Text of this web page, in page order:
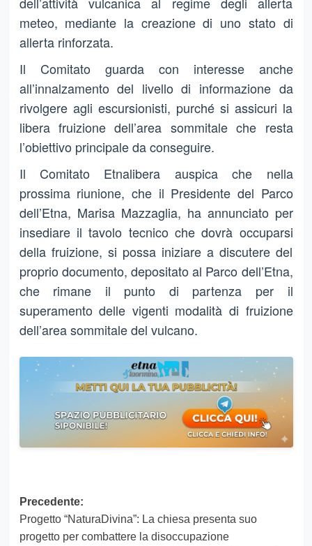
meteo, mediante la creazione di uno stato di
allerta rinforzata.
Il Comitato guarda con interesse anche
all’innalzamento del livello di informazione da
rivolgere agli escursionisti, purché si assicuri la
libera fruizione dell’area sommitale che resta
l’obiettivo principale da conseguire.
Il Comitato Etnalibera auspica che nella
prossima riunione, che il Presidente del Parco
dell’Etna, Marisa Mazzaglia, ha annunciato per
insediare il tavolo tecnico che dovrà occuparsi
della fruizione, si possa iniziare a discutere del
proprio documento, depositato al Parco dell’Etna,
che rimane il punto di partenza per il
superamento delle vigenti modalità di fruizione
dell’area sommitale del vulcano.
Navigazione
articolo
Precedente:
Progetto “NaturaDivina”: La chiesa presenta suo
progetto per combattere la disoccupazione